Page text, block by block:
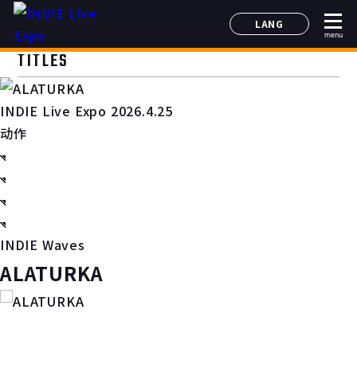
LANG
日本語
menu
TITLES
INDIE Live Expo 2026.4.25
动作
INDIE Waves
ALATURKA